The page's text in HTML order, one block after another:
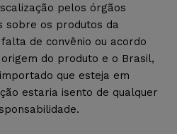
pelos órgãos
sobre os produtos da
de convênio ou acordo
do produto e o Brasil,
que esteja em
estaria isento de qualquer